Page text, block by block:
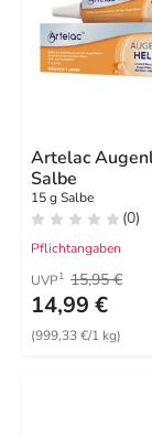
Artelac
Salbe
15 g Salbe
(0)
Pflichtangaben
UVP1 15,95 €
14,99 €
(999,33 €/1 kg)